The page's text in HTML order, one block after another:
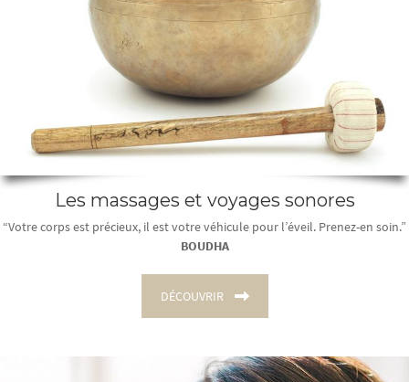
Les massages et voyages sonores
“Votre corps est précieux, il est votre véhicule pour l’éveil. Prenez-en soin.”
BOUDHA
DÉCOUVRIR